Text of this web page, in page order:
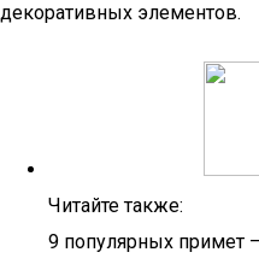
декоративных элементов.
Читайте также:
9 популярных примет